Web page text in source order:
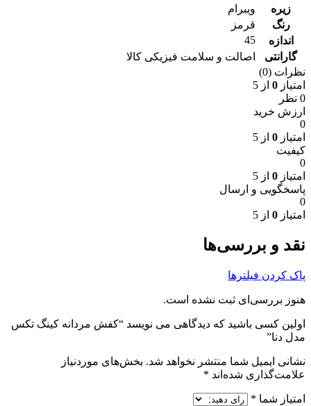
زیره
ویبرام
رنگ
قرمز
اندازه
45
گارانتی
اصالت و سلامت فیزیکی کالا
نظرات (0)
امتیاز 0 از 5
0 نظر
ارزش خرید
0
امتیاز 0 از 5
کیفیت
0
امتیاز 0 از 5
پاسخگویی و ارسال
0
امتیاز 0 از 5
نقد و بررسی‌ها
پاک کردن فیلترها
هنوز بررسی‌ای ثبت نشده است.
اولین کسی باشید که دیدگاهی می نویسد “کفش مردانه کینگ تکس
مدل دنا”
نشانی ایمیل شما منتشر نخواهد شد. بخش‌های موردنیاز
علامت‌گذاری شده‌اند *
امتیاز شما *